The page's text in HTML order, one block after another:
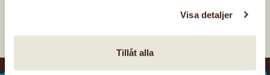
Visa detaljer
Tillåt alla